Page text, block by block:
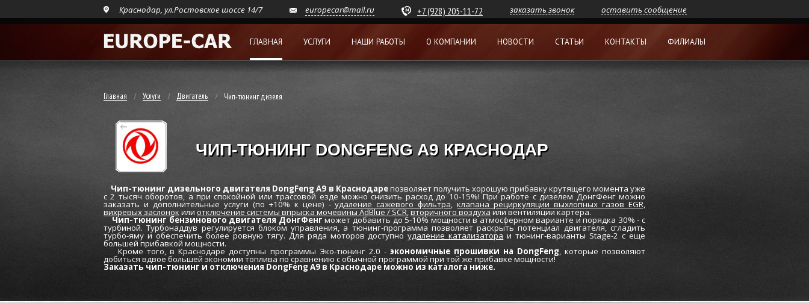
Краснодар, ул.Ростовское шоссе 14/7 europecar@mail.ru +7 (928) 205-11-72 заказать звонок оставить сообщение
ГЛАВНАЯ УСЛУГИ НАШИ РАБОТЫ О КОМПАНИИ НОВОСТИ СТАТЬИ КОНТАКТЫ ФИЛИАЛЫ
Главная Услуги Двигатель Чип-тюнинг дизеля
ЧИП-ТЮНИНГ DONGFENG A9 КРАСНОДАР
Чип-тюнинг дизельного двигателя DongFeng A9 в Краснодарепозволяет получить хорошую прибавку крутящего момента уже
c 2 тысяч оборотов, а при спокойной или трассовой езде можно снизить расход до 10-15%! При работе с дизелем ДонгФенг можно
заказать и дополнительные услуги (по +10% к цене) -удаление сажевого фильтра,клапана рециркуляции выхлопных газов EGR,
вихревых заслонокили отключение системы впрыска мочевины AdBlue / SCR,вторичного воздухаили вентиляции картера.
Чип-тюнинг бензинового двигателя ДонгФенгможет добавить до 5-10% мощности в атмосферном варианте и порядка 30% - с
турбиной. Турбонаддув регулируется блоком управления, а тюнинг-программа позволяет раскрыть потенциал двигателя, сгладить
турбо-яму и обеспечить более ровную тягу. Для ряда моторов доступноудаление катализатора и тюнинг-варианты Stage-2 с еще
большей прибавкой мощности.
Кроме того, в Краснодаре доступны программы Эко-тюнинг 2.0 - экономичные прошивки на DongFeng, которые позволяют
добиться вдвое большей экономии топлива по сравнению с обычной программой при той же прибавке мощности!
Заказать чип-тюнинг и отключения DongFeng A9 в Краснодаре можно из каталога ниже.